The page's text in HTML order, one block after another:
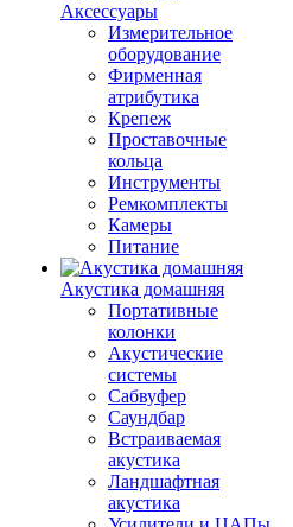
Аксессуары
Измерительное
оборудование
Фирменная
атрибутика
Крепеж
Проставочные
кольца
Инструменты
Ремкомплекты
Камеры
Питание
Акустика домашняя
Портативные
колонки
Акустические
системы
Сабвуфер
Саундбар
Встраиваемая
акустика
Ландшафтная
акустика